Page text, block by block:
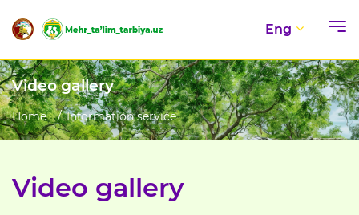
Eng
Video gallery
Home Information service
Video gallery